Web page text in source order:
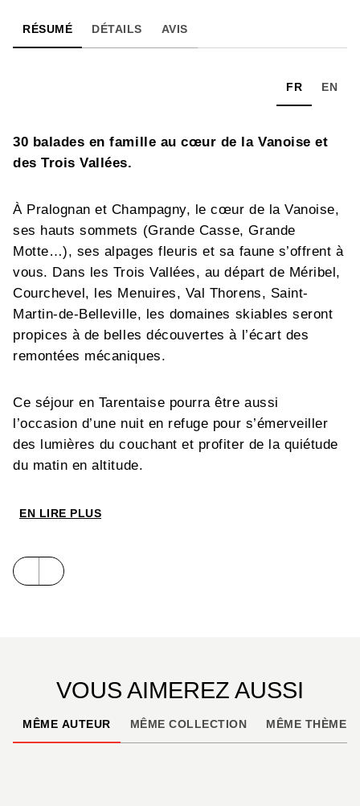
RÉSUMÉ DÉTAILS AVIS
FR EN
30 balades en famille au cœur de la Vanoise et
des Trois Vallées.
À Pralognan et Champagny, le cœur de la Vanoise,
ses hauts sommets (Grande Casse, Grande
Motte…), ses alpages fleuris et sa faune s’offrent à
vous. Dans les Trois Vallées, au départ de Méribel,
Courchevel, les Menuires, Val Thorens, Saint-
Martin-de-Belleville, les domaines skiables seront
propices à de belles découvertes à l’écart des
remontées mécaniques.
Ce séjour en Tarentaise pourra être aussi
l’occasion d’une nuit en refuge pour s’émerveiller
des lumières du couchant et profiter de la quiétude
du matin en altitude.
EN LIRE PLUS
VOUS AIMEREZ AUSSI
MÊME AUTEUR MÊME COLLECTION MÊME THÈME